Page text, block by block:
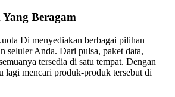
Beragam
Di menyediakan berbagai pilihan
seluler Anda. Dari pulsa, paket data,
tersedia di satu tempat. Dengan
lagi mencari produk-produk tersebut di